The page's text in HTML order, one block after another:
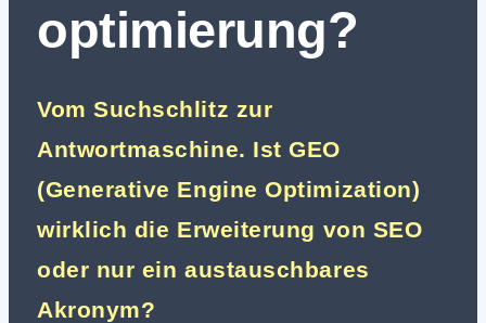
optimierung?
Vom Suchschlitz zur
Antwortmaschine. Ist GEO
(Generative Engine Optimization)
wirklich die Erweiterung von SEO
oder nur ein austauschbares
Akronym?